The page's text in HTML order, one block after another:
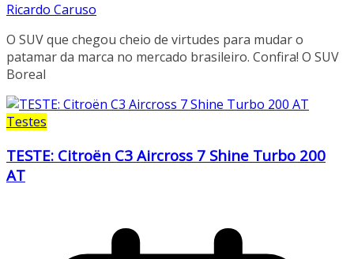
Ricardo Caruso
O SUV que chegou cheio de virtudes para mudar o
patamar da marca no mercado brasileiro. Confira! O SUV
Boreal
Testes
TESTE: Citroën C3 Aircross 7 Shine Turbo 200
AT